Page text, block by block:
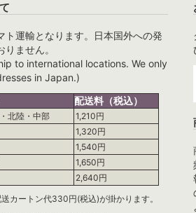
ト運輸となります。日本国外への発
ません。
to international locations. We only
in Japan.)
配送料（税込）
北陸・中部
1,210円
1,320円
1,540円
1,650円
2,640円
カートン代330円(税込)が掛かります。